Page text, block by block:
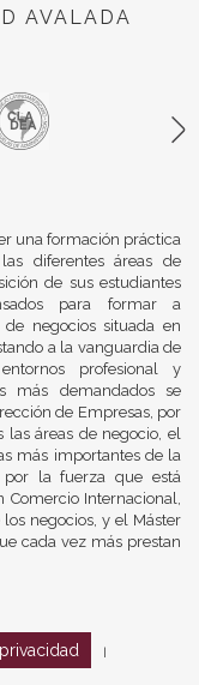
AVALADA
una formación práctica
diferentes áreas de
de sus estudiantes
para formar a
negocios situada en
a la vanguardia de
profesional y
más demandados se
de Empresas, por
áreas de negocio, el
más importantes de la
por la fuerza que está
Internacional,
negocios, y el Máster
cada vez más prestan